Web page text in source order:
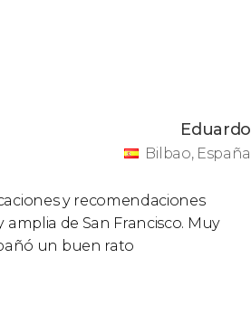
Eduardo
Bilbao, España
y recomendaciones
de San Francisco. Muy
un buen rato